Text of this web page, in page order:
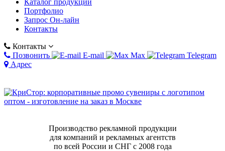
Каталог продукции
Портфолио
Запрос Он-лайн
Контакты
Контакты
Позвонить
E-mail Max
Telegram
Адрес
Производство рекламной продукции
для компаний и рекламных агентств
по всей России и СНГ с 2008 года